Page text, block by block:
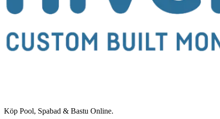
Köp Pool, Spabad & Bastu Online.